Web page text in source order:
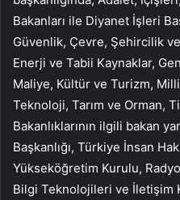
Bakanları ile Diyanet İşleri
Güvenlik, Çevre, Şehircilik
Enerji ve Tabii Kaynaklar,
Maliye, Kültür ve Turizm,
Teknoloji, Tarım ve Orman,
Bakanlıklarının ilgili bakan
Başkanlığı, Türkiye İnsan
Yükseköğretim Kurulu,
Bilgi Teknolojileri ve İletişim